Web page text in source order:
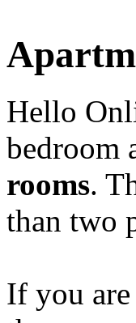
Hello
bedroom
rooms.
than two
If you